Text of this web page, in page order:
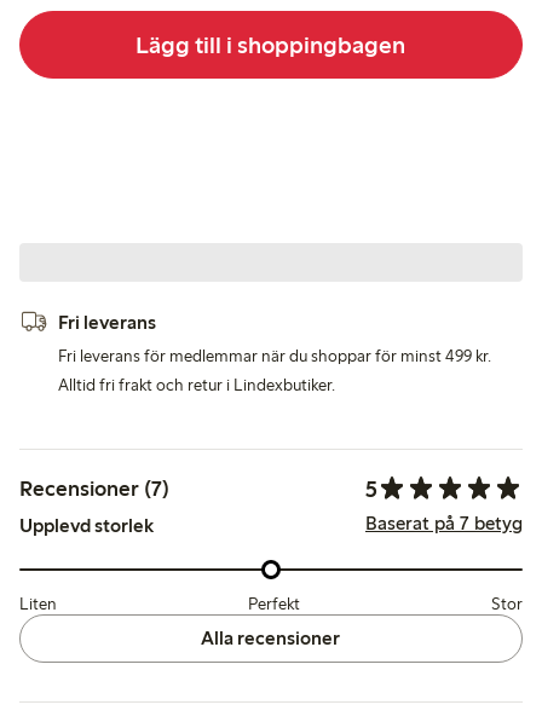
Lägg till i shoppingbagen
Fri leverans
Fri leverans för medlemmar när du shoppar för minst 499 kr.
Alltid fri frakt och retur i Lindexbutiker.
Recensioner (7) 5
Upplevd storlek Baserat på 7 betyg
Liten Perfekt Stor
Alla recensioner